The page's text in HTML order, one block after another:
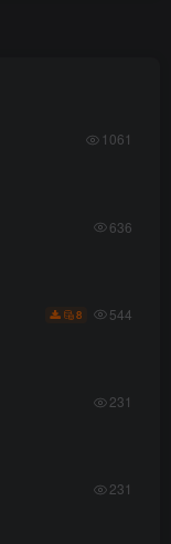
1061
636
8 544
231
231